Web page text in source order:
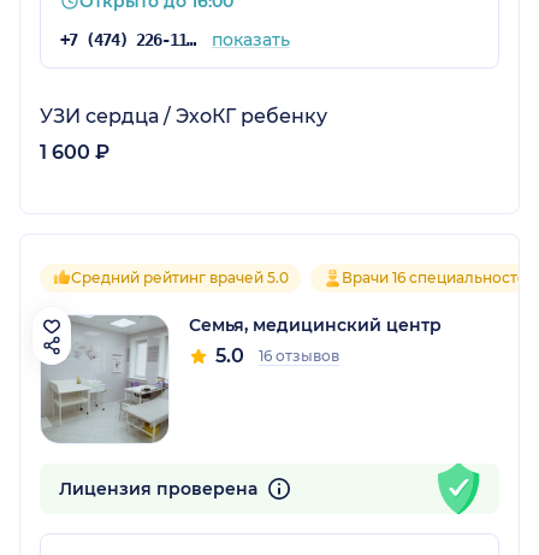
+7 (474) 226-11-15 показать
УЗИ сердца / ЭхоКГ ребенку
1 600 ₽
Средний рейтинг врачей 5.0 Врачи 16 специальностей
Семья, медицинский центр
5.0 16 отзывов
Лицензия проверена